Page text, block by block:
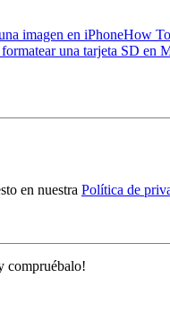
imagen en iPhoneHow
una tarjeta SD en
en nuestra Política de
compruébalo!